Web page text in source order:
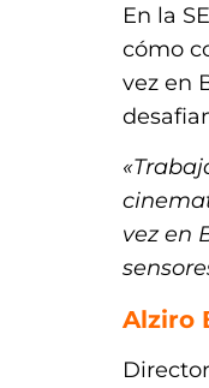
En la
cómo
vez en
vez en
Alziro